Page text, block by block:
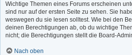
Wichtige Themen eines Forums erscheinen
sind nur auf der ersten Seite zu sehen. Sie
weswegen du sie lesen solltest. Wie bei den
deinen Berechtigungen ab, ob du wichtige
nicht; die Berechtigungen stellt die Board-
Nach oben